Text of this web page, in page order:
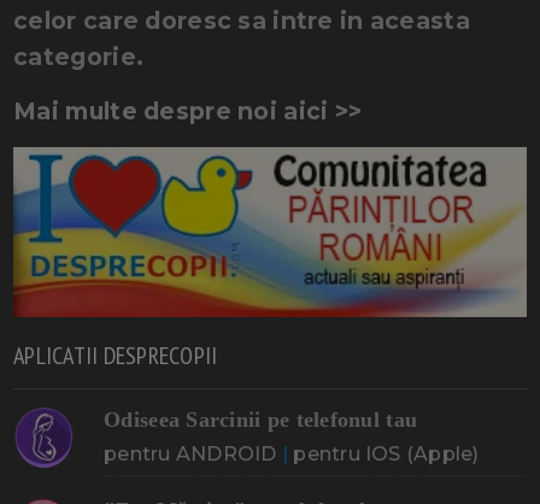
celor care doresc sa intre in aceasta
categorie.
Mai multe despre noi aici >>
APLICATII DESPRECOPII
Odiseea Sarcinii pe telefonul tau
pentru ANDROID pentru IOS (Apple)